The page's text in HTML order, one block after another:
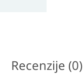
Recenzije (0)